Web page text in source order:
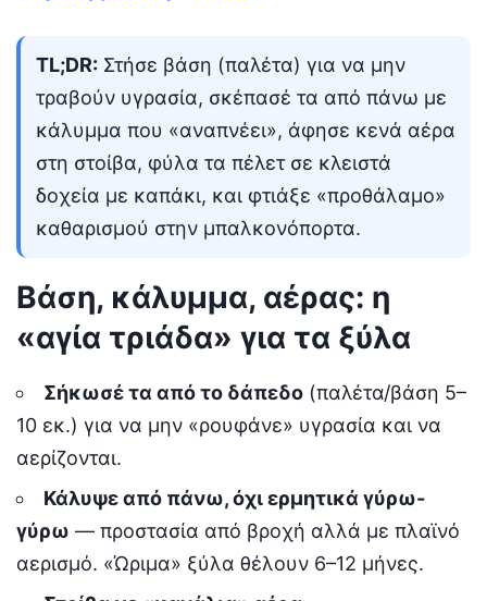
TL;DR: Στήσε βάση (παλέτα) για να μην
τραβούν υγρασία, σκέπασέ τα από πάνω με
κάλυμμα που «αναπνέει», άφησε κενά αέρα
στη στοίβα, φύλα τα πέλετ σε κλειστά
δοχεία με καπάκι, και φτιάξε «προθάλαμο»
καθαρισμού στην μπαλκονόπορτα.
Βάση, κάλυμμα, αέρας: η
«αγία τριάδα» για τα ξύλα
Σήκωσέ τα από το δάπεδο (παλέτα/βάση 5–
10 εκ.) για να μην «ρουφάνε» υγρασία και να
αερίζονται.
Κάλυψε από πάνω, όχι ερμητικά γύρω-
γύρω — προστασία από βροχή αλλά με πλαϊνό
αερισμό. «Ώριμα» ξύλα θέλουν 6–12 μήνες.